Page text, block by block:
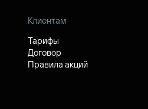
Клиентам
Тарифы
Договор
Правила акций